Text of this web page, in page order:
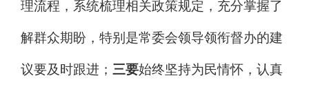
理流程，系统梳理相关政策规定，充分掌握了
解群众期盼，特别是常委会领导领衔督办的建
议要及时跟进； 三要始终坚持为民情怀，认真